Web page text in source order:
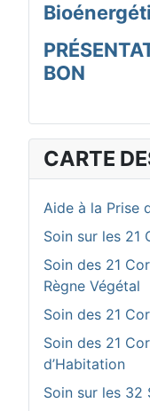
BON
CARTE
Aide à la Prise
Soin sur les 21
Soin des 21
Règne Végétal
Soin des 21
Soin des 21
d’Habitation
Soin sur les 32